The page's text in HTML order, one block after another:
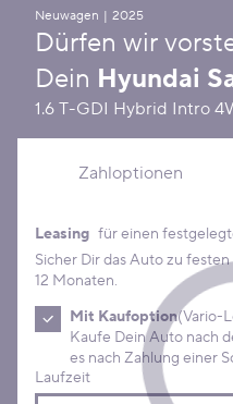
Neuwagen | 2025
Dürfen wir
Dein Hyundai
1.6 T-GDI Hybrid Intro
Zahloptionen
Leasing Konditionen
Leasing für einen
Sicher Dir das Auto zu
12 Monaten.
Mit Kaufoption(Vario-
Kaufe Dein Auto nach der
Laufzeit